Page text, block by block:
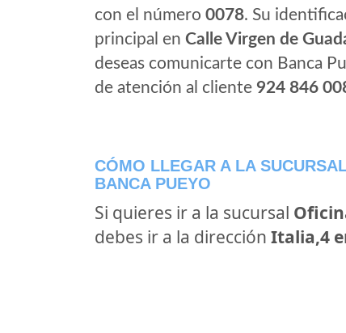
con el número 0078. Su
principal en Calle Virgen de
deseas comunicarte con Banca
de atención al cliente 924 846
CÓMO LLEGAR A LA
BANCA PUEYO
Si quieres ir a la sucursal
debes ir a la dirección Italia,4